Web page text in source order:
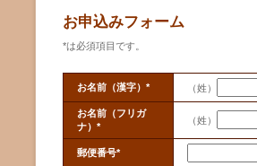
お申込みフォーム
*は必須項目です。
お名前（漢字）* （姓）
お名前（フリガ
ナ）*
（姓）
郵便番号*